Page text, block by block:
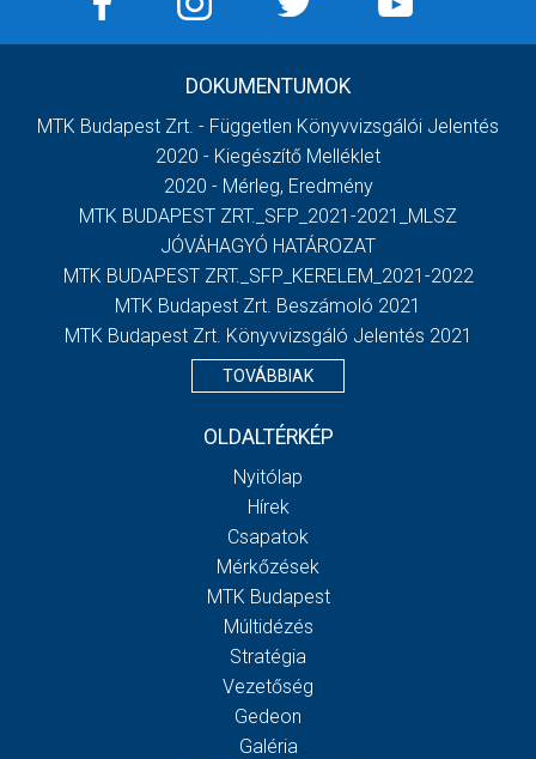
DOKUMENTUMOK
MTK Budapest Zrt. - Független Könyvvizsgálói Jelentés
2020 - Kiegészítő Melléklet
2020 - Mérleg, Eredmény
MTK BUDAPEST ZRT._SFP_2021-2021_MLSZ
JÓVÁHAGYÓ HATÁROZAT
MTK BUDAPEST ZRT._SFP_KERELEM_2021-2022
MTK Budapest Zrt. Beszámoló 2021
MTK Budapest Zrt. Könyvvizsgáló Jelentés 2021
TOVÁBBIAK
OLDALTÉRKÉP
Nyitólap
Hírek
Csapatok
Mérkőzések
MTK Budapest
Múltidézés
Stratégia
Vezetőség
Gedeon
Galéria